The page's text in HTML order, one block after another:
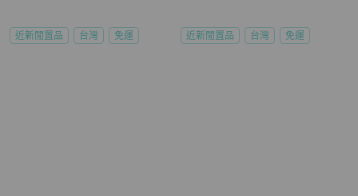
近新閒置品 台灣 免運 近新閒置品 台灣 免運